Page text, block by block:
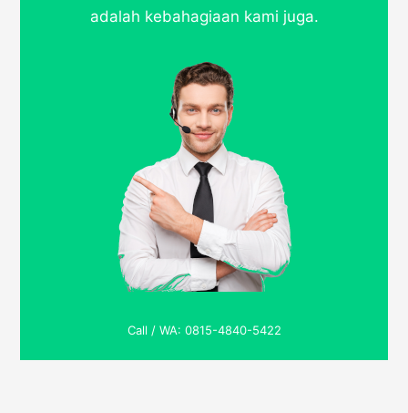
adalah kebahagiaan kami juga.
Call / WA: 0815-4840-5422